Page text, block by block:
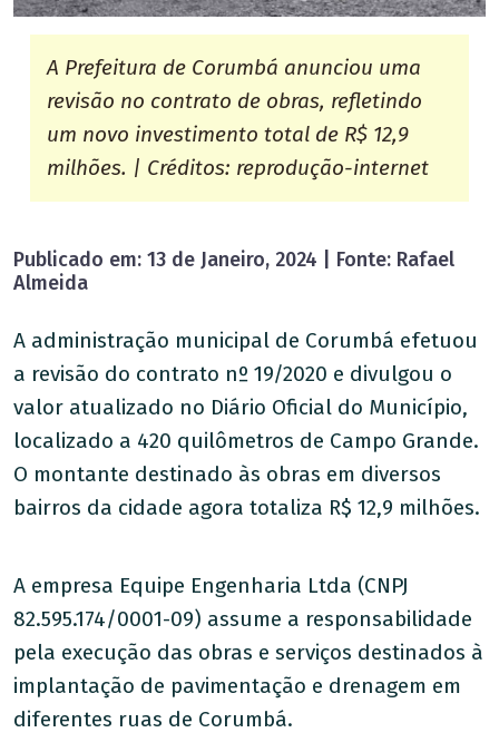
A Prefeitura de Corumbá anunciou uma
revisão no contrato de obras, refletindo
um novo investimento total de R$ 12,9
milhões. | Créditos: reprodução-internet
Publicado em: 13 de Janeiro, 2024 | Fonte: Rafael
Almeida
A administração municipal de Corumbá efetuou
a revisão do contrato nº 19/2020 e divulgou o
valor atualizado no Diário Oficial do Município,
localizado a 420 quilômetros de Campo Grande.
O montante destinado às obras em diversos
bairros da cidade agora totaliza R$ 12,9 milhões.
A empresa Equipe Engenharia Ltda (CNPJ
82.595.174/0001-09) assume a responsabilidade
pela execução das obras e serviços destinados à
implantação de pavimentação e drenagem em
diferentes ruas de Corumbá.